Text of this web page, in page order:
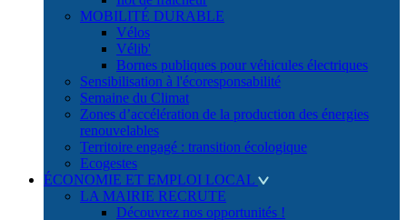
MOBILITÉ DURABLE
Vélos
Vélib'
Bornes publiques pour véhicules électriques
Sensibilisation à l'écoresponsabilité
Semaine du Climat
Zones d’accélération de la production des énergies
renouvelables
Territoire engagé : transition écologique
Ecogestes
ÉCONOMIE ET EMPLOI LOCAL
LA MAIRIE RECRUTE
Découvrez nos opportunités !